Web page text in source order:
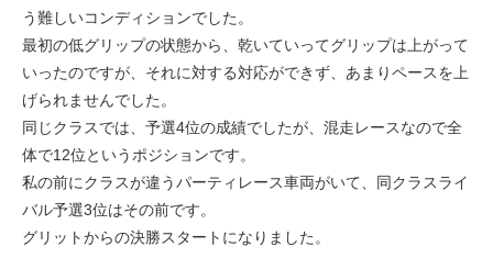
う難しいコンディションでした。
最初の低グリップの状態から、乾いていってグリップは上がって
いったのですが、それに対する対応ができず、あまりペースを上
げられませんでした。
同じクラスでは、予選4位の成績でしたが、混走レースなので全
体で12位というポジションです。
私の前にクラスが違うパーティレース車両がいて、同クラスライ
バル予選3位はその前です。
グリットからの決勝スタートになりました。